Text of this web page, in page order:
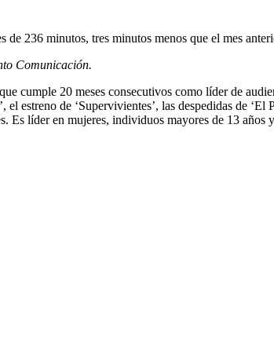
236 minutos, tres minutos menos que el mes
Comunicación.
cumple 20 meses consecutivos como líder de
estreno de ‘Supervivientes’, las despedidas de
Es líder en mujeres, individuos mayores de 13 años